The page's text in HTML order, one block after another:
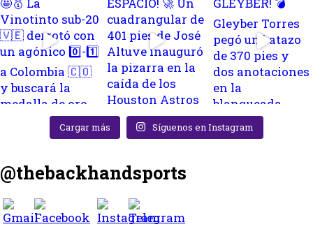
Cargar más Síguenos en Instagram
@thebackhandsports